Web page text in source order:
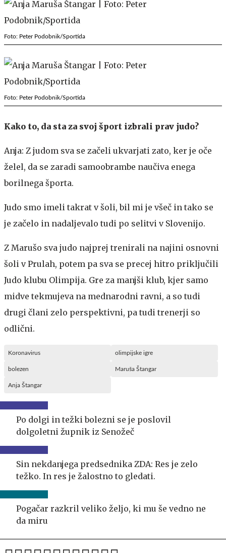
Foto: Peter Podobnik/Sportida
Foto: Peter Podobnik/Sportida
Kako to, da sta za svoj šport izbrali prav judo?
Anja: Z judom sva se začeli ukvarjati zato, ker je oče
želel, da se zaradi samoobrambe naučiva enega
borilnega športa.
Judo smo imeli takrat v šoli, bil mi je všeč in tako se
je začelo in nadaljevalo tudi po selitvi v Slovenijo.
Z Marušo sva judo najprej trenirali na najini osnovni
šoli v Prulah, potem pa sva se precej hitro priključili
Judo klubu Olimpija. Gre za manjši klub, kjer samo
midve tekmujeva na mednarodni ravni, a so tudi
drugi člani zelo perspektivni, pa tudi trenerji so
odlični.
Koronavirus olimpijske igre
bolezen Maruša Štangar
Anja Štangar
Po dolgi in težki bolezni se je poslovil
dolgoletni župnik iz Senožeč
Sin nekdanjega predsednika ZDA: Res je zelo
težko. In res je žalostno to gledati.
Pogačar razkril veliko željo, ki mu še vedno ne
da miru